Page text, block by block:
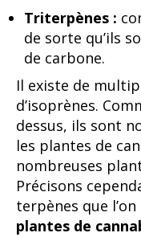
Triterpènes :
de sorte qu’ils
de carbone.
Il existe de
d’isoprènes.
dessus, ils sont
les plantes de
nombreuses
Précisons
terpènes que
plantes de